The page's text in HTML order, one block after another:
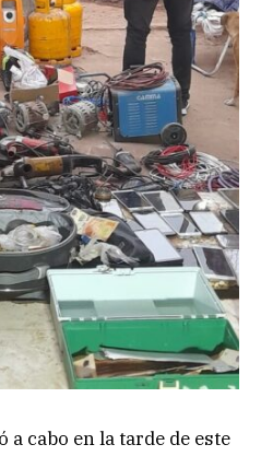
a cabo en la tarde de este